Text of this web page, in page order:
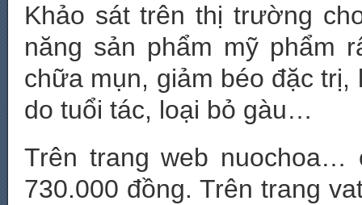
Khảo sát trên thị trường
năng sản phẩm mỹ phẩm
chữa mụn, giảm béo đặc
do tuổi tác, loại bỏ gàu…
Trên trang web nuochoa…
730.000 đồng. Trên trang